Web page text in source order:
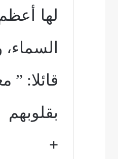
لها
قائلا: ”
بقلوبهم
+